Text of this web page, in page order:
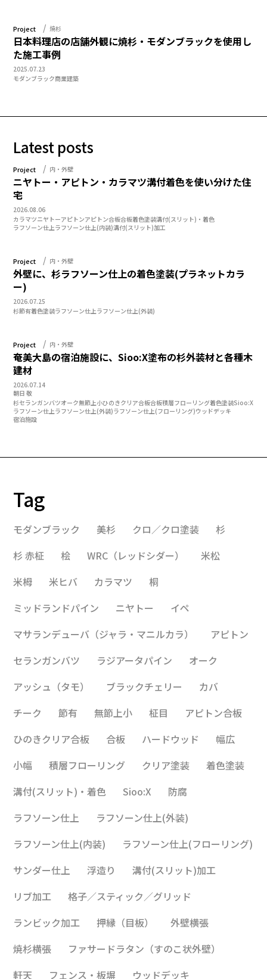
Project 焼杉
日本料理店の店舗外観に焼杉・モダンブラックを使用し
た施工事例
2025.07.23
モダンブラック商業建築
Latest posts
Project 内・外壁
ニヤトー・アピトン・カラマツ溝付着色を使い分けた住
宅
2026.08.06
カラマツニヤトーアピトンアピトン合板合板着色塗装溝付(スリット)・着色
ラフソーン仕上ラフソーン仕上(内装)溝付(スリット)加工
Project 内・外壁
外壁に、杉ラフソーン仕上の着色塗装(プラネットカラ
ー)
2026.07.25
杉節有着色塗装ラフソーン仕上ラフソーン仕上(外装)
Project 内・外壁
奄美大島の宿泊施設に、Sioo:X塗布の杉外装材と各種木
建材
2026.07.14
朝日 敬
杉セランガンバツオーク無節上小ひのきクリア合板合板積層フローリング着色塗装Sioo:X
ラフソーン仕上ラフソーン仕上(外装)ラフソーン仕上(フローリング)ウッドデッキ
宿泊施設
Tag
モダンブラック 美杉 クロ／クロ塗装
杉
杉 赤柾
桧 WRC（レッドシダー）
米松
米栂
米ヒバ カラマツ
桐
ミッドランドパイン
ニヤトー
イペ
マサランデューバ（ジャラ・マニルカラ）
アピトン
セランガンバツ
ラジアータパイン
オーク
アッシュ（タモ）
ブラックチェリー
カバ
チーク
節有 無節上小 柾目
アピトン合板
ひのきクリア合板
合板 ハードウッド
幅広
小幅
積層フローリング クリア塗装
着色塗装
溝付(スリット)・着色
Sioo:X
防腐
ラフソーン仕上
ラフソーン仕上(外装)
ラフソーン仕上(内装)
ラフソーン仕上(フローリング)
サンダー仕上
浮造り
溝付(スリット)加工
リブ加工
格子／スティック／グリッド
ランビック加工
押縁（目板）
外壁横張
焼杉横張
ファサードラタン（すのこ状外壁）
軒天
フェンス・板塀 ウッドデッキ